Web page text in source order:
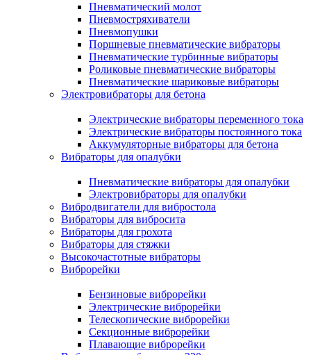
Пневматический молот
Пневмостряхиватели
Пневмопушки
Поршневые пневматические вибраторы
Пневматические турбинные вибраторы
Роликовые пневматические вибраторы
Пневматические шариковые вибраторы
Электровибраторы для бетона
Электрические вибраторы переменного тока
Электрические вибраторы постоянного тока
Аккумуляторные вибраторы для бетона
Вибраторы для опалубки
Пневматические вибраторы для опалубки
Электровибраторы для опалубки
Вибродвигатели для вибростола
Вибраторы для вибросита
Вибраторы для грохота
Вибраторы для стяжки
Высокочастотные вибраторы
Виброрейки
Бензиновые виброрейки
Электрические виброрейки
Телескопические виброрейки
Секционные виброрейки
Плавающие виброрейки